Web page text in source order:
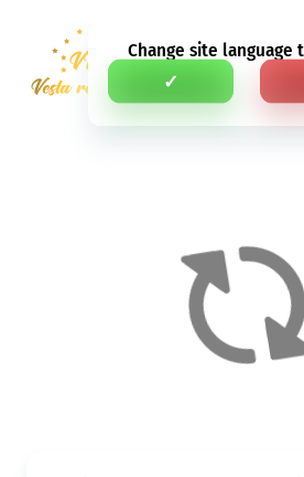
Change site language
✓